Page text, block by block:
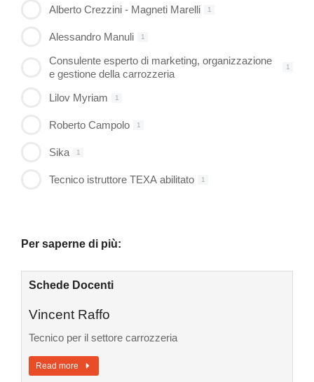
Alberto Crezzini - Magneti Marelli 1
Alessandro Manuli 1
Consulente esperto di marketing, organizzazione
e gestione della carrozzeria
1
Lilov Myriam 1
Roberto Campolo 1
Sika 1
Tecnico istruttore TEXA abilitato 1
Per saperne di più:
Schede Docenti
Vincent Raffo
Tecnico per il settore carrozzeria
Read more